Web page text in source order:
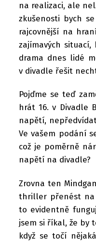
na realizaci, ale
zkušenosti bych
rajcovnější na
zajímavých
drama dnes lidé
v divadle řešit
Pojďme se teď
hrát 16. v Divadle
napětí,
Ve vašem podání
což je poměrně
napětí na divadle?
Zrovna ten
thriller přenést na
to evidentně
jsem si říkal, že by
když se točí